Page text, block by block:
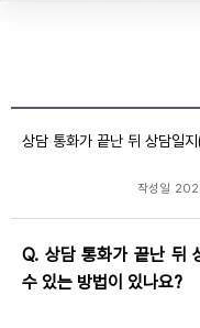
상담 통화가 끝난 뒤 상담일
작성일
Q. 상담 통화가 끝난 뒤
수 있는 방법이 있나요?